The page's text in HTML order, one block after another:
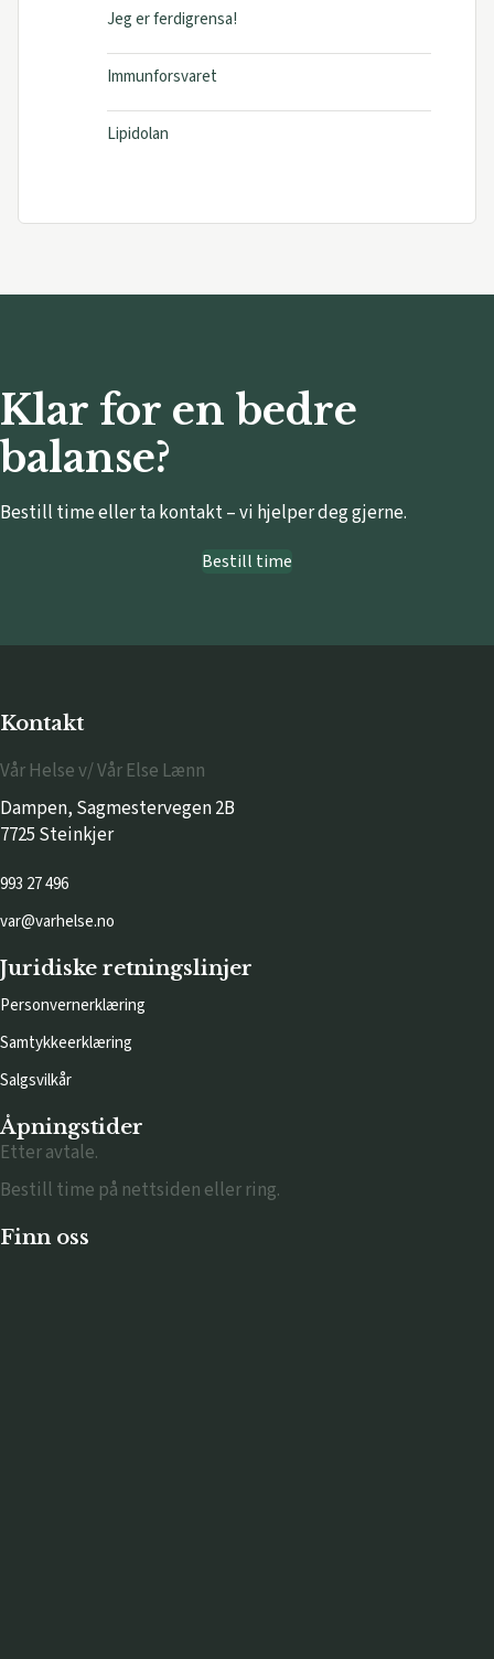
Jeg er ferdigrensa!
Immunforsvaret
Lipidolan
Klar for en bedre
balanse?
Bestill time eller ta kontakt – vi hjelper deg gjerne.
Bestill time
Kontakt
Vår Helse v/ Vår Else Lænn
Dampen, Sagmestervegen 2B
7725 Steinkjer
993 27 496
var@varhelse.no
Juridiske retningslinjer
Personvernerklæring
Samtykkeerklæring
Salgsvilkår
Åpningstider
Etter avtale.
Bestill time på nettsiden eller ring.
Finn oss